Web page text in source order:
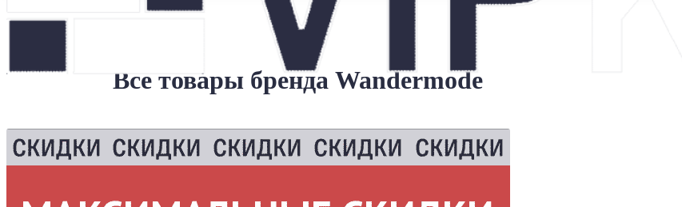
Все товары бренда Wandermode